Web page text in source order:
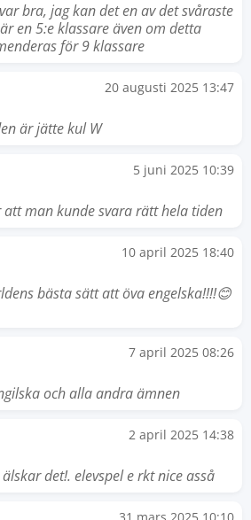
bra, jag kan det en av det svåraste
en 5:e klassare även om detta
för 9 klassare
20 augusti 2025 13:47
är jätte kul W
5 juni 2025 10:39
man kunde svara rätt hela tiden
10 april 2025 18:40
bästa sätt att öva engelska!!!!😊
7 april 2025 08:26
och alla andra ämnen
2 april 2025 14:38
det!. elevspel e rkt nice asså